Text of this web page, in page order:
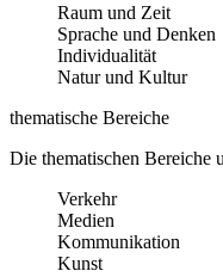
Raum und Zeit
Sprache und Denken
Individualität
Natur und Kultur
thematische Bereiche
Die thematischen Bereiche
Verkehr
Medien
Kommunikation
Kunst